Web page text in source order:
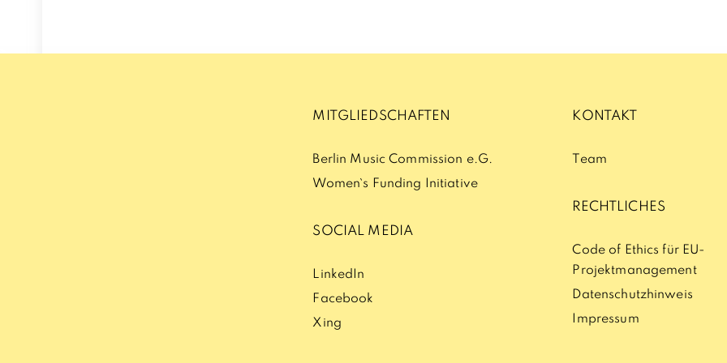
MITGLIEDSCHAFTEN
Berlin Music Commission e.G.
Women`s Funding Initiative
SOCIAL MEDIA
LinkedIn
Facebook
Xing
KONTAKT
Team
RECHTLICHES
Code of Ethics für EU-
Projektmanagement
Datenschutzhinweis
Impressum